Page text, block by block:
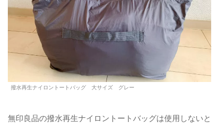
撥水再生ナイロントートバッグ 大サイズ グレー
無印良品の撥水再生ナイロントートバッグは使用しないと